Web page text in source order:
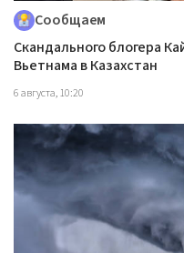
Сообщаем
Скандального блогера
Вьетнама в Казахстан
6 августа, 10:20